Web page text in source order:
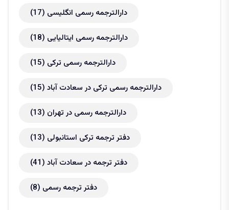
دارالترجمه رسمی انگلیسی (17)
دارالترجمه رسمی ایتالیایی (18)
دارالترجمه رسمی ترکی (15)
دارالترجمه رسمی ترکی در سعادت آباد (15)
دارالترجمه رسمی در تهران (13)
دفتر ترجمه ترکی استانبولی (13)
دفتر ترجمه در سعادت آباد (41)
دفتر ترجمه رسمی (8)